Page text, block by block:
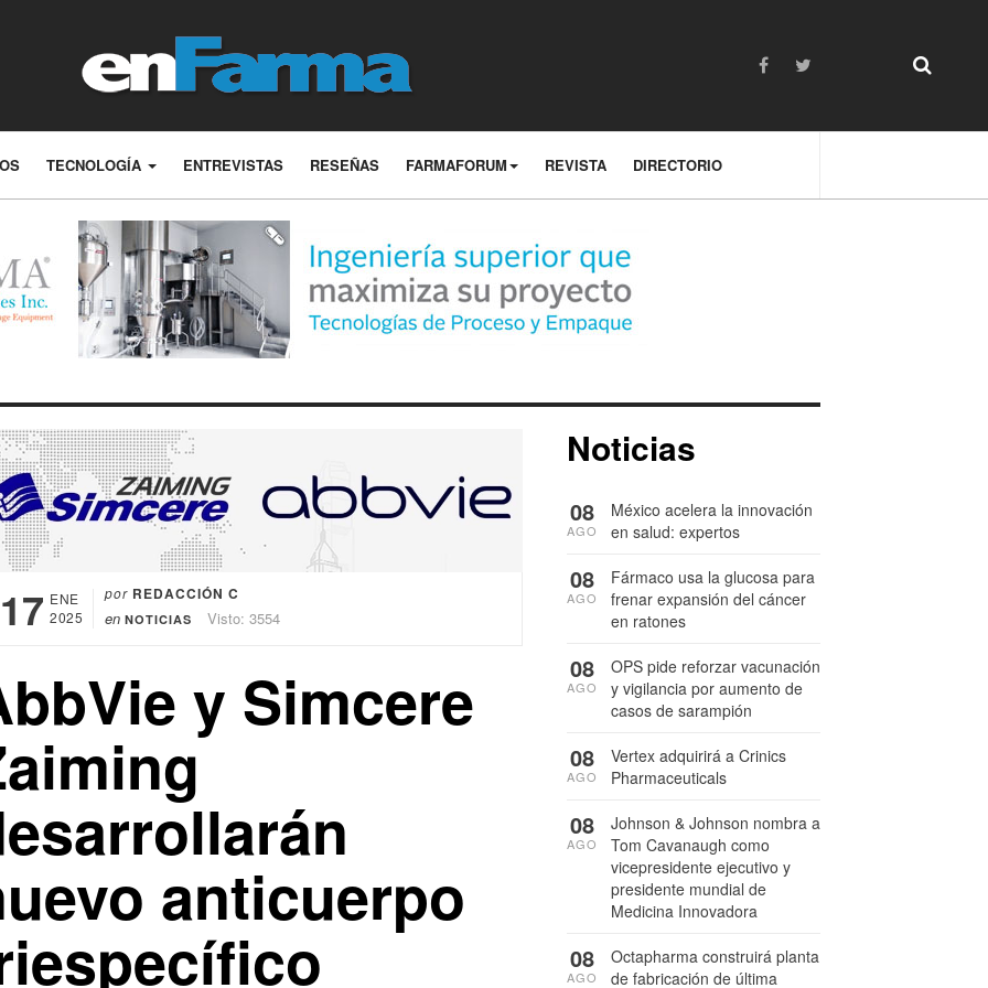
TECNOLOGÍA ENTREVISTAS RESEÑAS FARMAFORUM REVISTA DIRECTORIO
17 ENE
2025
por REDACCIÓN C
en NOTICIAS Visto: 3554
y Simcere
anticuerpo
Noticias
México acelera la innovación
en salud: expertos
08
AGO
Fármaco usa la glucosa para
frenar expansión del cáncer
en ratones
08
AGO
OPS pide reforzar vacunación
y vigilancia por aumento de
casos de sarampión
08
AGO
Vertex adquirirá a Crinics
Pharmaceuticals
08
AGO
Johnson & Johnson nombra a
Tom Cavanaugh como
vicepresidente ejecutivo y
presidente mundial de
Medicina Innovadora
08
AGO
Octapharma construirá planta
de fabricación de última
08
AGO